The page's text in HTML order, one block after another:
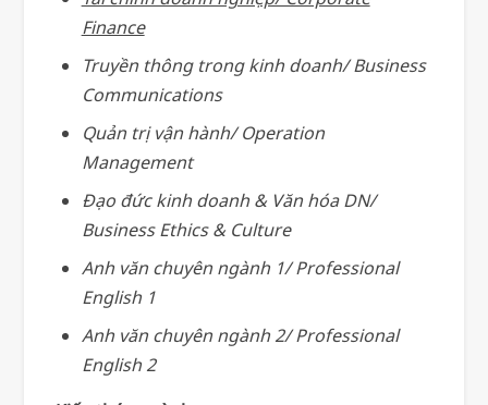
Finance
Truyền thông trong kinh doanh/ Business
Communications
Quản trị vận hành/ Operation
Management
Đạo đức kinh doanh & Văn hóa DN/
Business Ethics & Culture
Anh văn chuyên ngành 1/ Professional
English 1
Anh văn chuyên ngành 2/ Professional
English 2